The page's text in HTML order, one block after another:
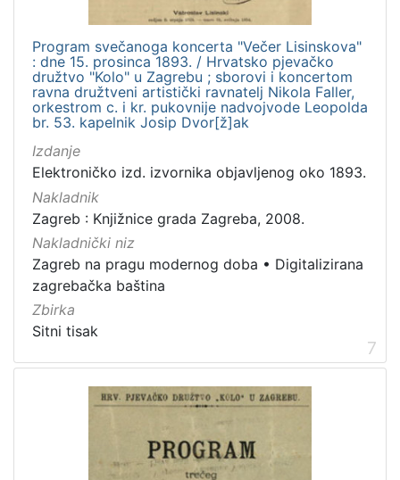
Program svečanoga koncerta "Večer Lisinskova"
: dne 15. prosinca 1893. / Hrvatsko pjevačko
družtvo "Kolo" u Zagrebu ; sborovi i koncertom
ravna družtveni artistički ravnatelj Nikola Faller,
orkestrom c. i kr. pukovnije nadvojvode Leopolda
br. 53. kapelnik Josip Dvor[ž]ak
Izdanje
Elektroničko izd. izvornika objavljenog oko 1893.
Nakladnik
Zagreb : Knjižnice grada Zagreba, 2008.
Nakladnički niz
Zagreb na pragu modernog doba • Digitalizirana
zagrebačka baština
Zbirka
Sitni tisak
7